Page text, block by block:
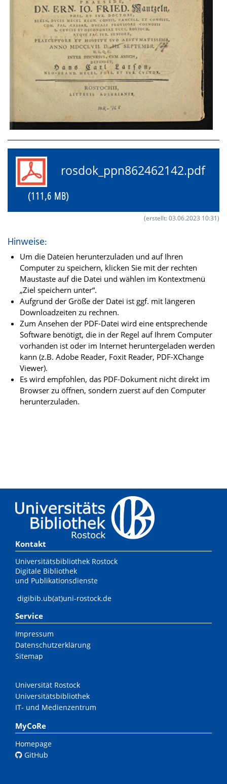
rosdok_ppn862462142.pdf
(111,6 MB)
(erstellt: 03.06.2023 10:31)
Hinweise:
Um die Dateien herunterzuladen und auf Ihren
Computer zu speichern, klicken Sie mit der rechten
Maustaste auf die Datei und wählen im Kontextmenü
„Ziel speichern unter“.
Aufgrund der Größe der Datei ist ggf. mit längeren
Downloadzeiten zu rechnen.
Zum Ansehen der PDF-Datei wird eine entsprechende
Software benötigt, die in der Regel auf Ihrem Computer
vorhanden ist oder im Internet heruntergeladen werden
kann (z.B. Adobe Reader, Foxit Reader, PDF-XChange
Viewer).
Es wird empfohlen, das PDF-Dokument nicht direkt im
Browser zu öffnen, sondern zuerst auf den Computer
herunterzuladen.
Kontakt
Universitätsbibliothek Rostock
Digitale Bibliothek
und Publikationsdienste
digibib.ub(at)uni-rostock.de
Service
Impressum
Datenschutzerklärung
Sitemap
Universität Rostock
Universitätsbibliothek
IT- und Medienzentrum
MyCoRe
Homepage
GitHub